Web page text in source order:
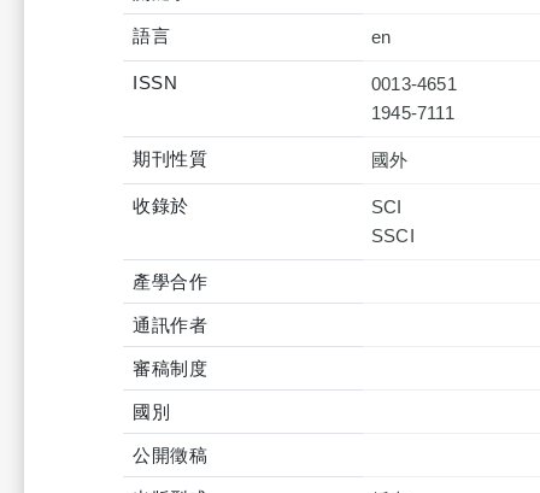
語言 en
ISSN
0013-4651
1945-7111
期刊性質 國外
收錄於
SCI
SSCI
產學合作
通訊作者
審稿制度
國別
公開徵稿